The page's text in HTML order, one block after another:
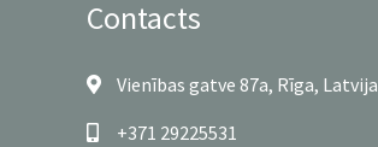
Contacts
Vienības gatve 87a, Rīga, Latvija
+371 29225531